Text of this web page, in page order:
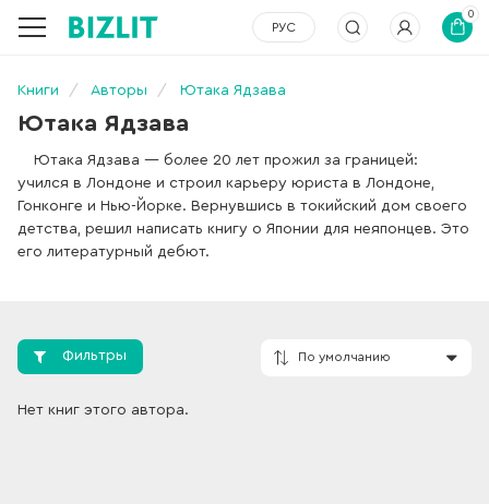
РУС
0
Книги Авторы Ютака Ядзава
Ютака Ядзава
Ютака Ядзава — более 20 лет прожил за границей:
учился в Лондоне и строил карьеру юриста в Лондоне,
Гонконге и Нью-Йорке. Вернувшись в токийский дом своего
детства, решил написать книгу о Японии для неяпонцев. Это
его литературный дебют.
Фильтры
Нет книг этого автора.